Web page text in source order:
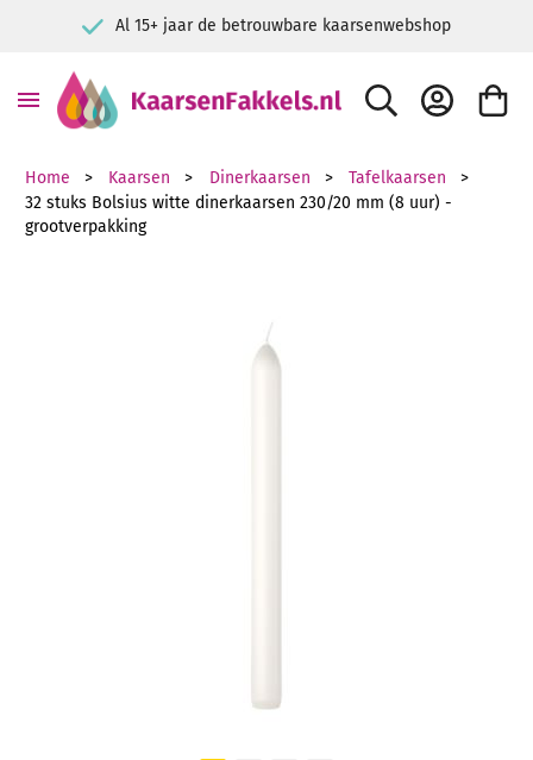
Al 15+ jaar de betrouwbare kaarsenwebshop
ZOEK ACCOUNT
Home Kaarsen Dinerkaarsen
Tafelkaarsen
32 stuks Bolsius witte dinerkaarsen 230/20 mm (8 uur) -
grootverpakking